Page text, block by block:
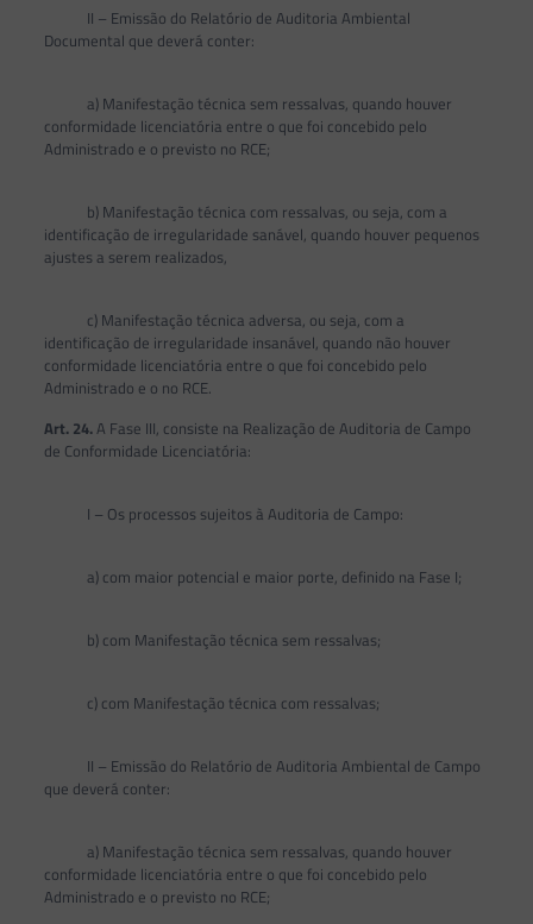
II – Emissão do Relatório de Auditoria Ambiental
Documental que deverá conter:
a) Manifestação técnica sem ressalvas, quando houver
conformidade licenciatória entre o que foi concebido pelo
Administrado e o previsto no RCE;
b) Manifestação técnica com ressalvas, ou seja, com a
identificação de irregularidade sanável, quando houver pequenos
ajustes a serem realizados,
c) Manifestação técnica adversa, ou seja, com a
identificação de irregularidade insanável, quando não houver
conformidade licenciatória entre o que foi concebido pelo
Administrado e o no RCE.
Art. 24.A Fase III, consiste na Realização de Auditoria de Campo
de Conformidade Licenciatória:
I – Os processos sujeitos à Auditoria de Campo:
a) com maior potencial e maior porte, definido na Fase I;
b) com Manifestação técnica sem ressalvas;
c) com Manifestação técnica com ressalvas;
II – Emissão do Relatório de Auditoria Ambiental de Campo
que deverá conter:
a) Manifestação técnica sem ressalvas, quando houver
conformidade licenciatória entre o que foi concebido pelo
Administrado e o previsto no RCE;